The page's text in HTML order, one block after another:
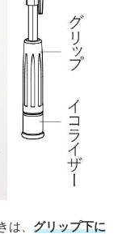
は、 グリップ下に